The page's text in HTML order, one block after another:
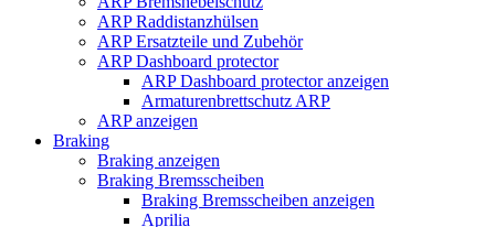
ARP Raddistanzhülsen
ARP Ersatzteile und Zubehör
ARP Dashboard protector
ARP Dashboard protector anzeigen
Armaturenbrettschutz ARP
ARP anzeigen
Braking
Braking anzeigen
Braking Bremsscheiben
Braking Bremsscheiben anzeigen
Aprilia